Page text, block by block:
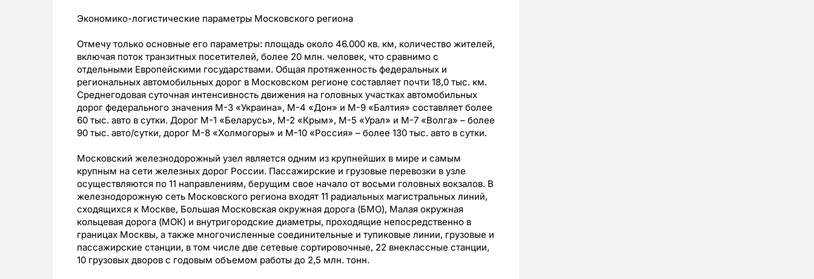
Экономико-логистические параметры Московского региона
Отмечу только основные его параметры: площадь около 46.000 кв. км, количество жителей,
включая поток транзитных посетителей, более 20 млн. человек, что сравнимо с
отдельными Европейскими государствами. Общая протяженность федеральных и
региональных автомобильных дорог в Московском регионе составляет почти 18,0 тыс. км.
Среднегодовая суточная интенсивность движения на головных участках автомобильных
дорог федерального значения М-3 «Украина», М-4 «Дон» и М-9 «Балтия» составляет более
60 тыс. авто в сутки. Дорог М-1 «Беларусь», М-2 «Крым», М-5 «Урал» и М-7 «Волга» – более
90 тыс. авто/сутки, дорог М-8 «Холмогоры» и М-10 «Россия» – более 130 тыс. авто в сутки.
Московский железнодорожный узел является одним из крупнейших в мире и самым
крупным на сети железных дорог России. Пассажирские и грузовые перевозки в узле
осуществляются по 11 направлениям, берущим свое начало от восьми головных вокзалов. В
железнодорожную сеть Московского региона входят 11 радиальных магистральных линий,
сходящихся к Москве, Большая Московская окружная дорога (БМО), Малая окружная
кольцевая дорога (МОК) и внутригородские диаметры, проходящие непосредственно в
границах Москвы, а также многочисленные соединительные и тупиковые линии, грузовые и
пассажирские станции, в том числе две сетевые сортировочные, 22 внеклассные станции,
10 грузовых дворов с годовым объемом работы до 2,5 млн. тонн.